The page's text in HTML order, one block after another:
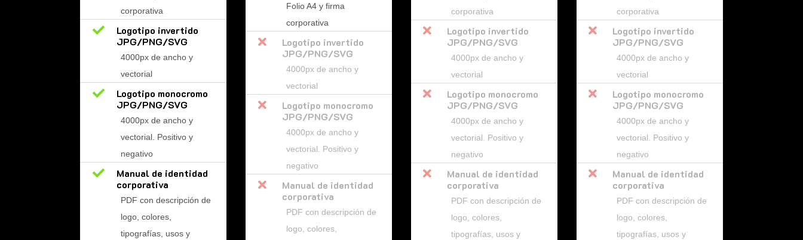
corporativa

Logotipo invertido
JPG/PNG/SVG
4000px de ancho y
vectorial

Logotipo monocromo
JPG/PNG/SVG
4000px de ancho y
vectorial. Positivo y
negativo

Manual de identidad
corporativa
PDF con descripción de
logo, colores,
tipografías, usos y
Folio A4 y firma
corporativa

Logotipo invertido
JPG/PNG/SVG
4000px de ancho y
vectorial

Logotipo monocromo
JPG/PNG/SVG
4000px de ancho y
vectorial. Positivo y
negativo

Manual de identidad
corporativa
PDF con descripción de
logo, colores,
corporativa

Logotipo invertido
JPG/PNG/SVG
4000px de ancho y
vectorial

Logotipo monocromo
JPG/PNG/SVG
4000px de ancho y
vectorial. Positivo y
negativo

Manual de identidad
corporativa
PDF con descripción de
logo, colores,
tipografías, usos y
corporativa

Logotipo invertido
JPG/PNG/SVG
4000px de ancho y
vectorial

Logotipo monocromo
JPG/PNG/SVG
4000px de ancho y
vectorial. Positivo y
negativo

Manual de identidad
corporativa
PDF con descripción de
logo, colores,
tipografías, usos y